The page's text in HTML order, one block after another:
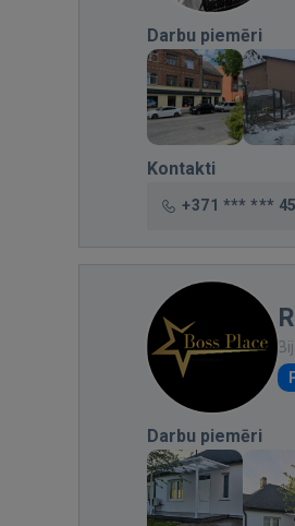
Darbu piemēri
Kontakti
+371 *** *** 45
Darbu piemēri